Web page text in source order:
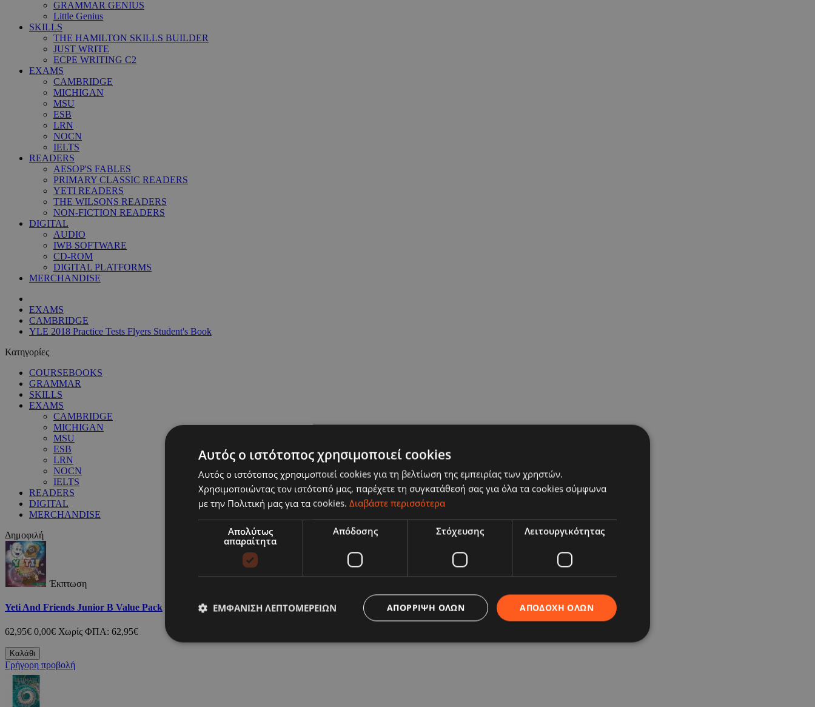
GRAMMAR GENIUS
Little Genius
SKILLS
THE HAMILTON SKILLS BUILDER
JUST WRITE
ECPE WRITING C2
EXAMS
CAMBRIDGE
MICHIGAN
MSU
ESB
LRN
NOCN
IELTS
READERS
AESOP'S FABLES
PRIMARY CLASSIC READERS
YETI READERS
THE WILSONS READERS
NON-FICTION READERS
DIGITAL
AUDIO
IWB SOFTWARE
CD-ROM
DIGITAL PLATFORMS
MERCHANDISE
EXAMS
CAMBRIDGE
YLE 2018 Practice Tests Flyers Student's Book
Κατηγορίες
COURSEBOOKS
GRAMMAR
SKILLS
EXAMS
CAMBRIDGE
MICHIGAN
MSU
ESB
LRN
NOCN
IELTS
READERS
DIGITAL
MERCHANDISE
Δημοφιλή
Έκπτωση
Yeti And Friends Junior B Value Pack
62,95€ 0,00€ Χωρίς ΦΠΑ: 62,95€
Καλάθι
Γρήγορη προβολή
Αυτός ο ιστότοπος χρησιμοποιεί cookies
Αυτός ο ιστότοπος χρησιμοποιεί cookies για τη βελτίωση της εμπειρίας των χρηστών.
Χρησιμοποιώντας τον ιστότοπό μας, παρέχετε τη συγκατάθεσή σας για όλα τα cookies σύμφωνα
με την Πολιτική μας για τα cookies. Διαβάστε περισσότερα
Απολύτως
απαραίτητα
Απόδοσης Στόχευσης Λειτουργικότητας
ΑΠΟΔΟΧΉ ΌΛΩΝ
ΑΠΌΡΡΙΨΗ ΌΛΩΝ
ΕΜΦΆΝΙΣΗ ΛΕΠΤΟΜΕΡΕΙΏΝ